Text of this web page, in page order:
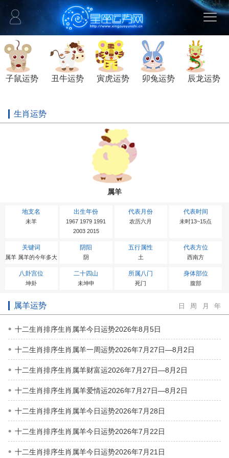
子鼠运势 丑牛运势 寅虎运势 卯兔运势 辰龙运势
生肖运势
属羊
地支名
未羊
出生年份
1967 1979 1991
2003 2015
代表月份
农历六月
代表时间
未时13~15点
关键词
属羊 属羊的今年多大
阴阳
阴
五行属性
土
代表方位
西南方
八卦宫位
坤卦
二十四山
未坤申
所属八门
死门
身体部位
腹部
属羊运势 日 周 月 年
十二生肖排序生肖属羊今日运势2026年8月5日
十二生肖排序生肖属羊一周运势2026年7月27日—8月2日
十二生肖排序生肖属羊财富运2026年7月27日—8月2日
十二生肖排序生肖属羊爱情运2026年7月27日—8月2日
十二生肖排序生肖属羊今日运势2026年7月28日
十二生肖排序生肖属羊今日运势2026年7月22日
十二生肖排序生肖属羊今日运势2026年7月21日